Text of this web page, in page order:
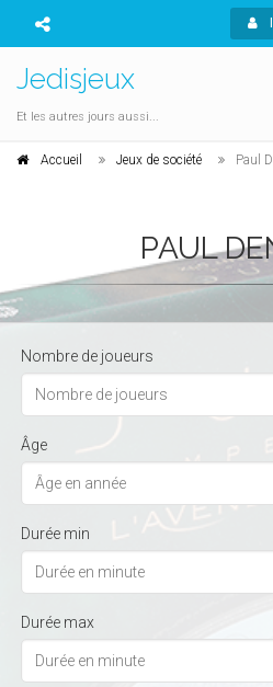
Jedisjeux
Et les autres jours aussi...
Accueil Jeux de société Paul
PAUL
Nombre de joueurs
Âge
Durée min
Durée max